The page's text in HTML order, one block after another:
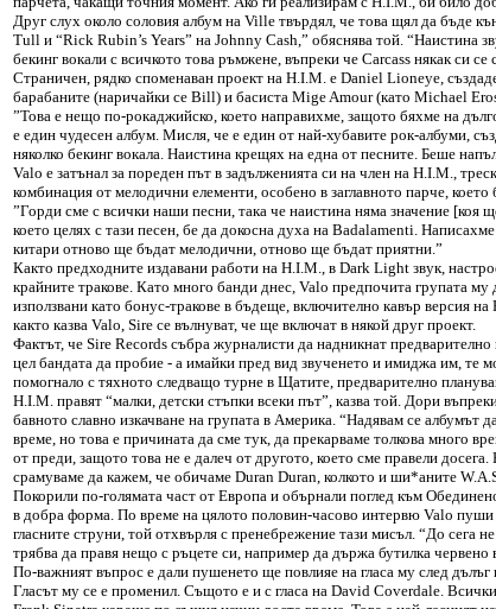
Друг слух около соловия албум на Ville твърдял, че това щял да бъде
Tull и “Rick Rubin’s Years” на Johnny Cash,” обяснява той.
бекинг вокали с всичкото това ръмжене, въпреки че Carcass някак си се
Страничен, рядко споменаван проект на H.I.M. е Daniel Lioneye,
барабаните (наричайки се Bill) и басиста Mige Amour (като Michael
”Това е нещо по-рокаджийско, което направихме, защото бяхме на
е един чудесен албум. Мисля, че е един от най-хубавите рок-албуми,
няколко бекинг вокала. Наистина крещях на една от песните. Беше
Valо е затънал за пореден път в задълженията си на член на H.I.M.,
комбинация от мелодични елементи, особено в заглавното парче,
”Горди сме с всички наши песни, така че наистина няма значение
което целях с тази песен, бе да докосна духа на Badalamenti.
китари отново ще бъдат мелодични, отново ще бъдат приятни.”
Както предходните издавани работи на H.I.M., в Dark Light звук,
крайните тракове. Като много банди днес, Valо предпочита групата
използвани като бонус-тракове в бъдеще, включително кавър версия
както казва Valо, Sire се вълнуват, че ще включат в някой друг проект.
Фактът, че Sire Records събра журналисти да надникнат
цел бандата да пробие - a имайки пред вид звученето и имиджа им, те
помогнало с тяхното следващо турне в Щатите, предварително
H.I.M. правят “малки, детски стъпки всеки път”, казва той. Дори
бавното славно изкачване на групата в Америка. “Надявам се албумът
време, но това е причината да сме тук, да прекарваме толкова много
от преди, защото това не е далеч от другото, което сме правели
срамуваме да кажем, че обичаме Duran Duran, колкото и ши*аните
Покорили по-голямата част от Европа и обърнали поглед към
в добра форма. По време на цялото половин-часово интервю Valо пуши
гласните струни, той отхвърля с пренебрежение тази мисъл. “До сега
трябва да правя нещо с ръцете си, например да държа бутилка червено
По-важният въпрос е дали пушенето ще повлияе на гласа му след
Гласът му се е променил. Същото е и с гласа на David Coverdale.